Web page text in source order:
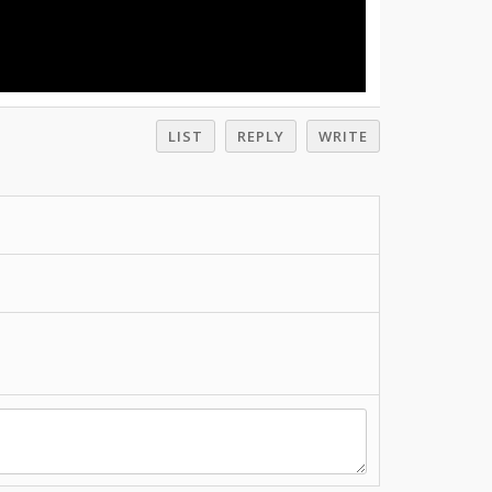
LIST REPLY WRITE